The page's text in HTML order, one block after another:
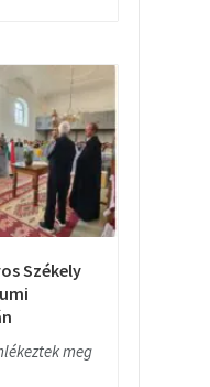
Székely
meg